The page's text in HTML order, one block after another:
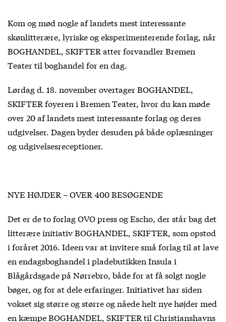
Kom og mød nogle af landets mest interessante
skønlitterære, lyriske og eksperimenterende forlag, når
BOGHANDEL, SKIFTER atter forvandler Bremen
Teater til boghandel for en dag.
Lørdag d. 18. november overtager BOGHANDEL,
SKIFTER foyeren i Bremen Teater, hvor du kan møde
over 20 af landets mest interessante forlag og deres
udgivelser. Dagen byder desuden på både oplæsninger
og udgivelsesreceptioner.
NYE HØJDER – OVER 400 BESØGENDE
Det er de to forlag OVO press og Escho, der står bag det
litterære initiativ BOGHANDEL, SKIFTER, som opstod
i foråret 2016. Ideen var at invitere små forlag til at lave
en endagsboghandel i pladebutikken Insula i
Blågårdsgade på Nørrebro, både for at få solgt nogle
bøger, og for at dele erfaringer. Initiativet har siden
vokset sig større og større og nåede helt nye højder med
en kæmpe BOGHANDEL, SKIFTER til Christianshavns